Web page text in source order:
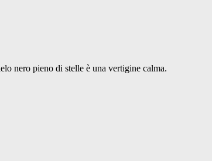
nero pieno di stelle è una vertigine calma.